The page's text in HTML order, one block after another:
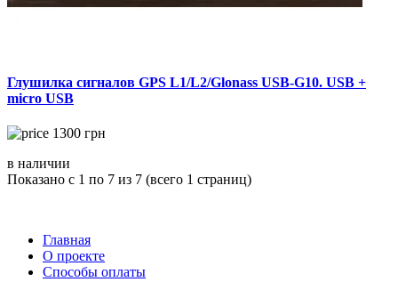
Глушилка сигналов GPS L1/L2/Glonass USB-G10. USB +
micro USB
1300 грн
в наличии
Показано с 1 по 7 из 7 (всего 1 страниц)
Главная
О проекте
Способы оплаты